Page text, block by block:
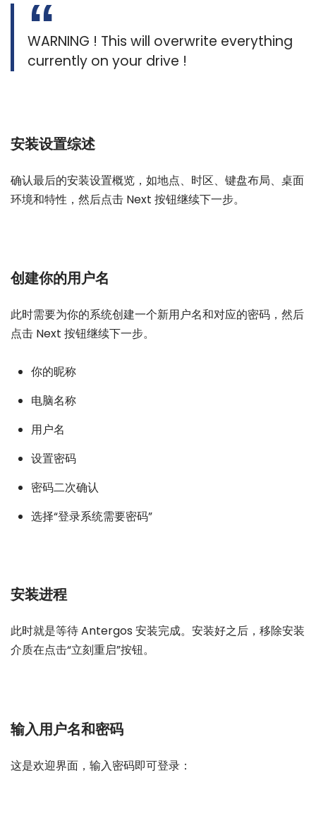
WARNING ! This will overwrite everything
currently on your drive !
安装设置综述
确认最后的安装设置概览，如地点、时区、键盘布局、桌面
环境和特性，然后点击 Next 按钮继续下一步。
创建你的用户名
此时需要为你的系统创建一个新用户名和对应的密码，然后
点击 Next 按钮继续下一步。
你的昵称
电脑名称
用户名
设置密码
密码二次确认
选择“登录系统需要密码”
安装进程
此时就是等待 Antergos 安装完成。安装好之后，移除安装
介质在点击“立刻重启”按钮。
输入用户名和密码
这是欢迎界面，输入密码即可登录：